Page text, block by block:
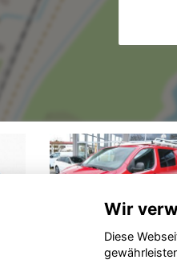
Audi e-
Wir
Diese